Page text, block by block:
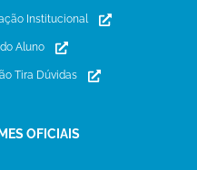
Institucional
Aluno
Tira Dúvidas
OFICIAIS